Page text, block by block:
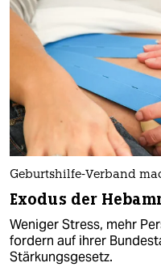
Geburtshilfe-Verband
Exodus der
Weniger Stress, mehr
fordern auf ihrer
Stärkungsgesetz.